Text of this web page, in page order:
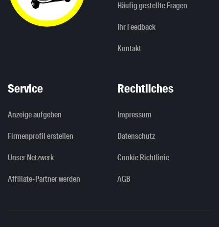
Häufig gestellte Fragen
Ihr Feedback
Kontakt
Service
Anzeige aufgeben
Firmenprofil erstellen
Unser Netzwerk
Affiliate-Partner werden
Rechtliches
Impressum
Datenschutz
Cookie Richtlinie
AGB